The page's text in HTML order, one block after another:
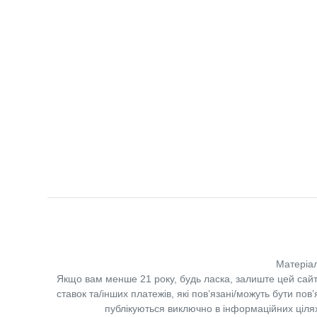
Якщо вам менше 21 року, будь ласка, залиште цей сайт.
ставок та/інших платежів, які пов’язані/можуть бути
публікуються виключно в інформаційних